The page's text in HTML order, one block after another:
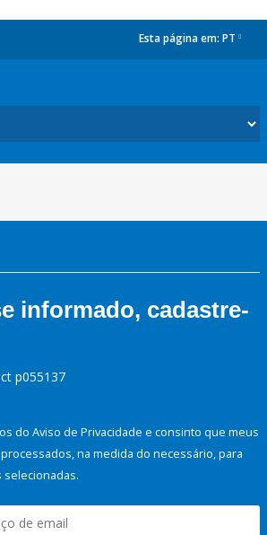
Esta página em: PT
informado, cadastre-
p055137
do Aviso de Privacidade e consinto que meus
na medida do necessário, para
selecionadas.